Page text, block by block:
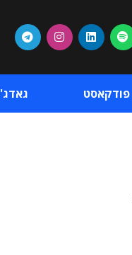
פודקאסט גאדג'Time